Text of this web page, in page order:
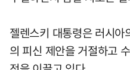
젤렌스키 대통령은 러시
의 피신 제안을 거절하고